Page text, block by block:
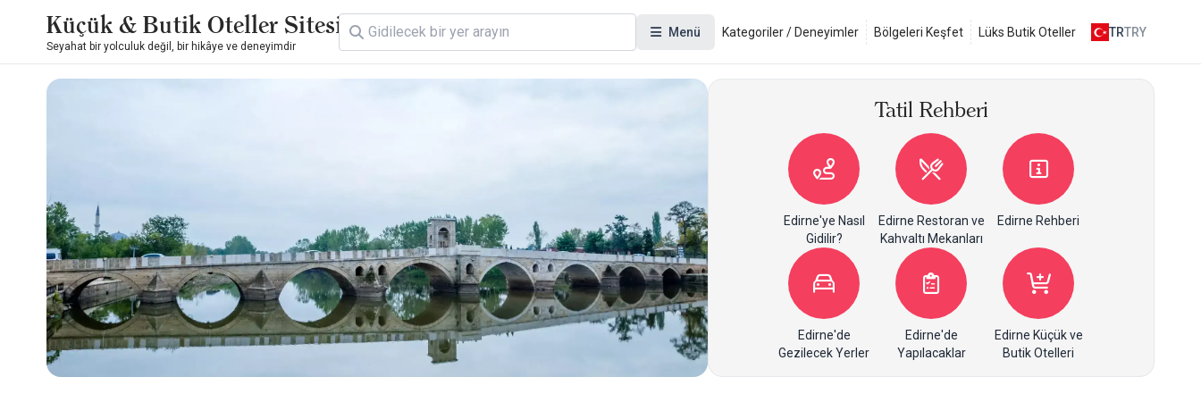
Küçük & Butik Oteller Sitesi
Seyahat bir yolculuk değil, bir hikâye ve deneyimdir
Menü Kategoriler / Deneyimler Bölgeleri Keşfet Lüks Butik Oteller TRTRY
Tatil Rehberi
Edirne'ye Nasıl
Gidilir?
Edirne Restoran ve
Kahvaltı Mekanları
Edirne Rehberi
Edirne'de
Gezilecek Yerler
Edirne'de
Yapılacaklar
Edirne Küçük ve
Butik Otelleri